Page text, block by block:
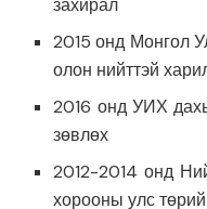
захирал
2015 онд Монгол
олон нийттэй
2016 онд УИХ
зөвлөх
2012-2014 онд
хорооны улс